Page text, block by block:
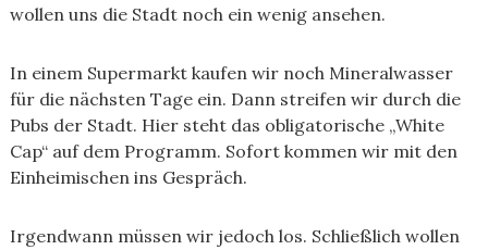
wollen uns die Stadt noch ein wenig ansehen.
In einem Supermarkt kaufen wir noch Mineralwasser
für die nächsten Tage ein. Dann streifen wir durch die
Pubs der Stadt. Hier steht das obligatorische „White
Cap“ auf dem Programm. Sofort kommen wir mit den
Einheimischen ins Gespräch.
Irgendwann müssen wir jedoch los. Schließlich wollen